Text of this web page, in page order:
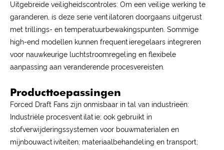
Uitgebreide veiligheidscontroles: Om een ​​veilige werking te
garanderen, is deze serie ventilatoren doorgaans uitgerust
met trillings- en temperatuurbewakingspunten. Sommige
high-end modellen kunnen frequentieregelaars integreren
voor nauwkeurige luchtstroomregeling en flexibele
aanpassing aan veranderende procesvereisten.
Producttoepassingen
Forced Draft Fans zijn onmisbaar in tal van industrieën:
Industriële procesventilatie; ook gebruikt in
stofverwijderingssystemen voor bouwmaterialen en
mijnbouwactiviteiten; materiaalbehandeling en transport;